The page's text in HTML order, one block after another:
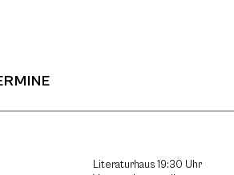
Literaturhaus 19:30 Uhr